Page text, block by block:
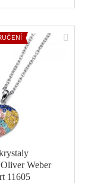
Weber
11605